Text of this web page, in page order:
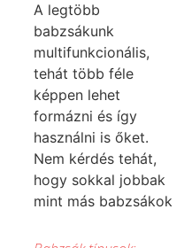
A legtöbb
babzsákunk
multifunkcionális,
tehát több féle
képpen lehet
formázni és így
használni is őket.
Nem kérdés tehát,
hogy sokkal jobbak
mint más babzsákok